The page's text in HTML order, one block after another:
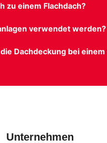
zu einem Flachdach?
verwendet werden?
Dachdeckung bei
Unternehmen